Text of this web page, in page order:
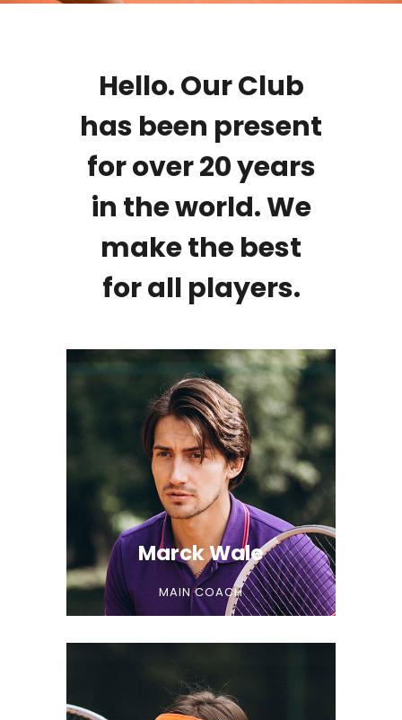
Hello. Our Club
has been present
for over 20 years
in the world. We
make the best
for all players.
Marck Wale
MAIN COACH